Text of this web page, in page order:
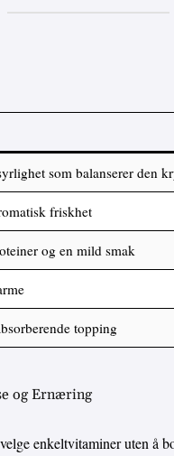
som balanserer den
friskhet
og en mild smak
topping
og Ernæring
enkeltvitaminer uten å